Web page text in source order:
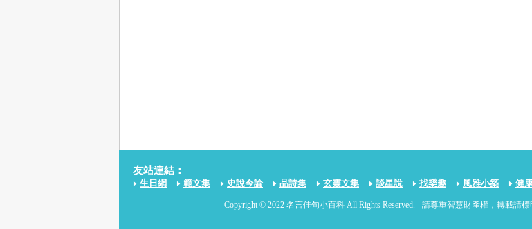
友站連結：
生日網 範文集 史說今論 品詩集 玄靈文集 談星說 找樂趣 風雅小築 健
Copyright © 2022 名言佳句小百科 All Rights Reserved. 請尊重智慧財產權，轉載請標